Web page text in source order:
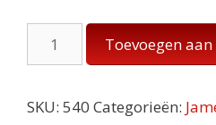
Buitenbuis
Jametic
Toevoegen
SKU: 540 Categorieën: